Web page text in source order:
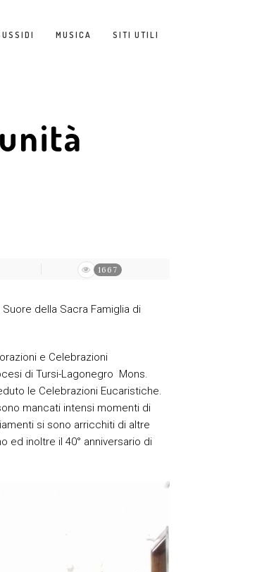
MUSICA SITI UTILI
1667
della Sacra Famiglia di
e Celebrazioni
di Tursi-Lagonegro Mons.
le Celebrazioni Eucaristiche.
mancati intensi momenti di
si sono arricchiti di altre
ed inoltre il 40° anniversario di